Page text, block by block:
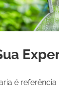
é referência